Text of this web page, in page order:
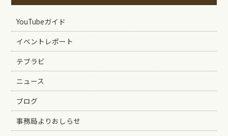
YouTubeガイド
イベントレポート
テブラビ
ニュース
ブログ
事務局よりおしらせ